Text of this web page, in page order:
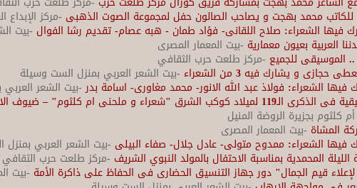
للكاتب محمد بهجت و يصاحب الصالون حفل لمجموعة الصوت الذهبى -مركز الإبداع
فيها الشعراء: صلاح اللقانى- فؤاد طمان - هبه عصام- تقديم رشا الفوال -بيت
العربية بعيون معمارية -بيت المعمار المصرى
الموسيقى للجميع -مركز طلعت حرب الثقافي
و يشارك فيه 3 من الشعراء -بيت الشعر العربي بمنزل الست وسيلة
الشعراء: فولاذ عبد الله الانور- محمد مغاورى- اسامة بدر-بيت الشعر
أمسية شعرية موسيقية فى الذكرى الـ119 لميلاد كوكب الشرق "شعراء و
كلثوم بجزيرة الروضة المنيل
المشاة -بيت المعمار المصرى
فيها الشعراء: ممدوح متولى- عادل جلال- صفاء البيلى -بيت الشعر العربي
المحمدية بمناسبة الاحتفال بالمولد النبوي الشريف -مركز طلعت حرب الثقافي
قيم الجمال" دور جهاز التنسيق الحضارى فى الحفاظ على ذاكرة الأمة -بيت